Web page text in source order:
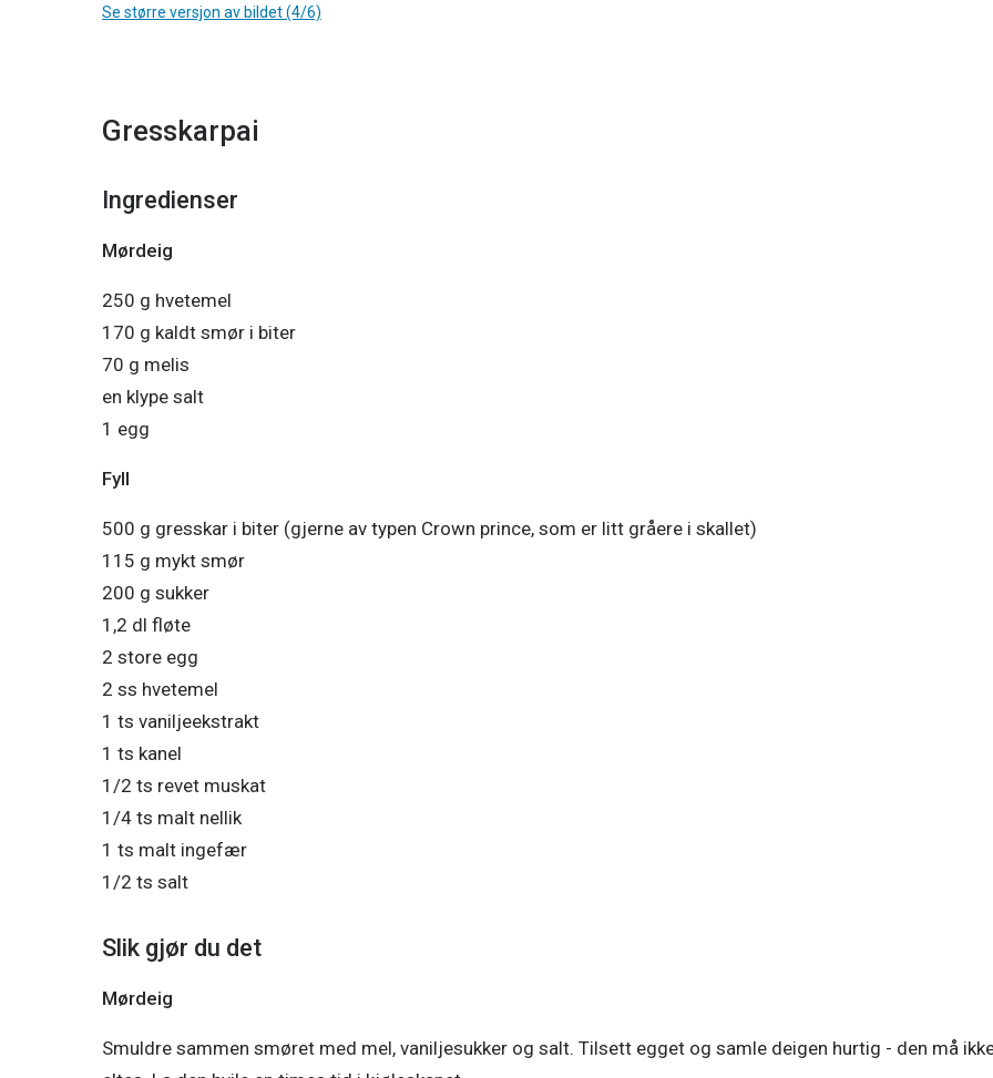
Se større versjon av bildet (4/6)
Gresskarpai
Ingredienser
Mørdeig
250 g hvetemel
170 g kaldt smør i biter
70 g melis
en klype salt
1 egg
Fyll
500 g gresskar i biter (gjerne av typen Crown prince, som er litt gråere i skallet)
115 g mykt smør
200 g sukker
1,2 dl fløte
2 store egg
2 ss hvetemel
1 ts vaniljeekstrakt
1 ts kanel
1/2 ts revet muskat
1/4 ts malt nellik
1 ts malt ingefær
1/2 ts salt
Slik gjør du det
Mørdeig
Smuldre sammen smøret med mel, vaniljesukker og salt. Tilsett egget og samle deigen hurtig - den må